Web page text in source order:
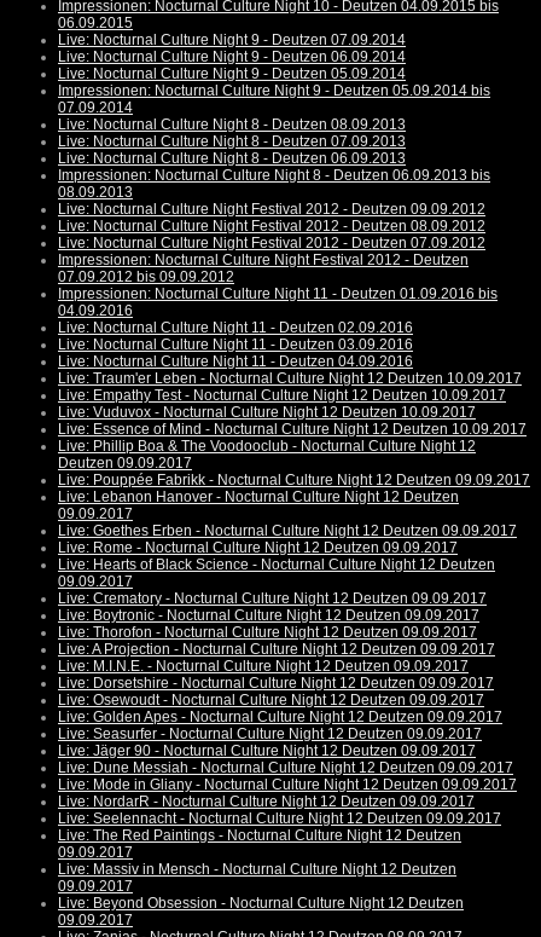
Impressionen: Nocturnal Culture Night 10 - Deutzen 04.09.2015 bis
06.09.2015
Live: Nocturnal Culture Night 9 - Deutzen 07.09.2014
Live: Nocturnal Culture Night 9 - Deutzen 06.09.2014
Live: Nocturnal Culture Night 9 - Deutzen 05.09.2014
Impressionen: Nocturnal Culture Night 9 - Deutzen 05.09.2014 bis
07.09.2014
Live: Nocturnal Culture Night 8 - Deutzen 08.09.2013
Live: Nocturnal Culture Night 8 - Deutzen 07.09.2013
Live: Nocturnal Culture Night 8 - Deutzen 06.09.2013
Impressionen: Nocturnal Culture Night 8 - Deutzen 06.09.2013 bis
08.09.2013
Live: Nocturnal Culture Night Festival 2012 - Deutzen 09.09.2012
Live: Nocturnal Culture Night Festival 2012 - Deutzen 08.09.2012
Live: Nocturnal Culture Night Festival 2012 - Deutzen 07.09.2012
Impressionen: Nocturnal Culture Night Festival 2012 - Deutzen
07.09.2012 bis 09.09.2012
Impressionen: Nocturnal Culture Night 11 - Deutzen 01.09.2016 bis
04.09.2016
Live: Nocturnal Culture Night 11 - Deutzen 02.09.2016
Live: Nocturnal Culture Night 11 - Deutzen 03.09.2016
Live: Nocturnal Culture Night 11 - Deutzen 04.09.2016
Live: Traum'er Leben - Nocturnal Culture Night 12 Deutzen 10.09.2017
Live: Empathy Test - Nocturnal Culture Night 12 Deutzen 10.09.2017
Live: Vuduvox - Nocturnal Culture Night 12 Deutzen 10.09.2017
Live: Essence of Mind - Nocturnal Culture Night 12 Deutzen 10.09.2017
Live: Phillip Boa & The Voodooclub - Nocturnal Culture Night 12
Deutzen 09.09.2017
Live: Pouppée Fabrikk - Nocturnal Culture Night 12 Deutzen 09.09.2017
Live: Lebanon Hanover - Nocturnal Culture Night 12 Deutzen
09.09.2017
Live: Goethes Erben - Nocturnal Culture Night 12 Deutzen 09.09.2017
Live: Rome - Nocturnal Culture Night 12 Deutzen 09.09.2017
Live: Hearts of Black Science - Nocturnal Culture Night 12 Deutzen
09.09.2017
Live: Crematory - Nocturnal Culture Night 12 Deutzen 09.09.2017
Live: Boytronic - Nocturnal Culture Night 12 Deutzen 09.09.2017
Live: Thorofon - Nocturnal Culture Night 12 Deutzen 09.09.2017
Live: A Projection - Nocturnal Culture Night 12 Deutzen 09.09.2017
Live: M.I.N.E. - Nocturnal Culture Night 12 Deutzen 09.09.2017
Live: Dorsetshire - Nocturnal Culture Night 12 Deutzen 09.09.2017
Live: Osewoudt - Nocturnal Culture Night 12 Deutzen 09.09.2017
Live: Golden Apes - Nocturnal Culture Night 12 Deutzen 09.09.2017
Live: Seasurfer - Nocturnal Culture Night 12 Deutzen 09.09.2017
Live: Jäger 90 - Nocturnal Culture Night 12 Deutzen 09.09.2017
Live: Dune Messiah - Nocturnal Culture Night 12 Deutzen 09.09.2017
Live: Mode in Gliany - Nocturnal Culture Night 12 Deutzen 09.09.2017
Live: NordarR - Nocturnal Culture Night 12 Deutzen 09.09.2017
Live: Seelennacht - Nocturnal Culture Night 12 Deutzen 09.09.2017
Live: The Red Paintings - Nocturnal Culture Night 12 Deutzen
09.09.2017
Live: Massiv in Mensch - Nocturnal Culture Night 12 Deutzen
09.09.2017
Live: Beyond Obsession - Nocturnal Culture Night 12 Deutzen
09.09.2017